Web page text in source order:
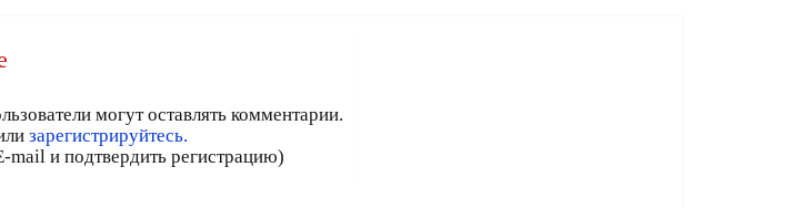
могут оставлять комментарии.
зарегистрируйтесь.
mail и подтвердить регистрацию)